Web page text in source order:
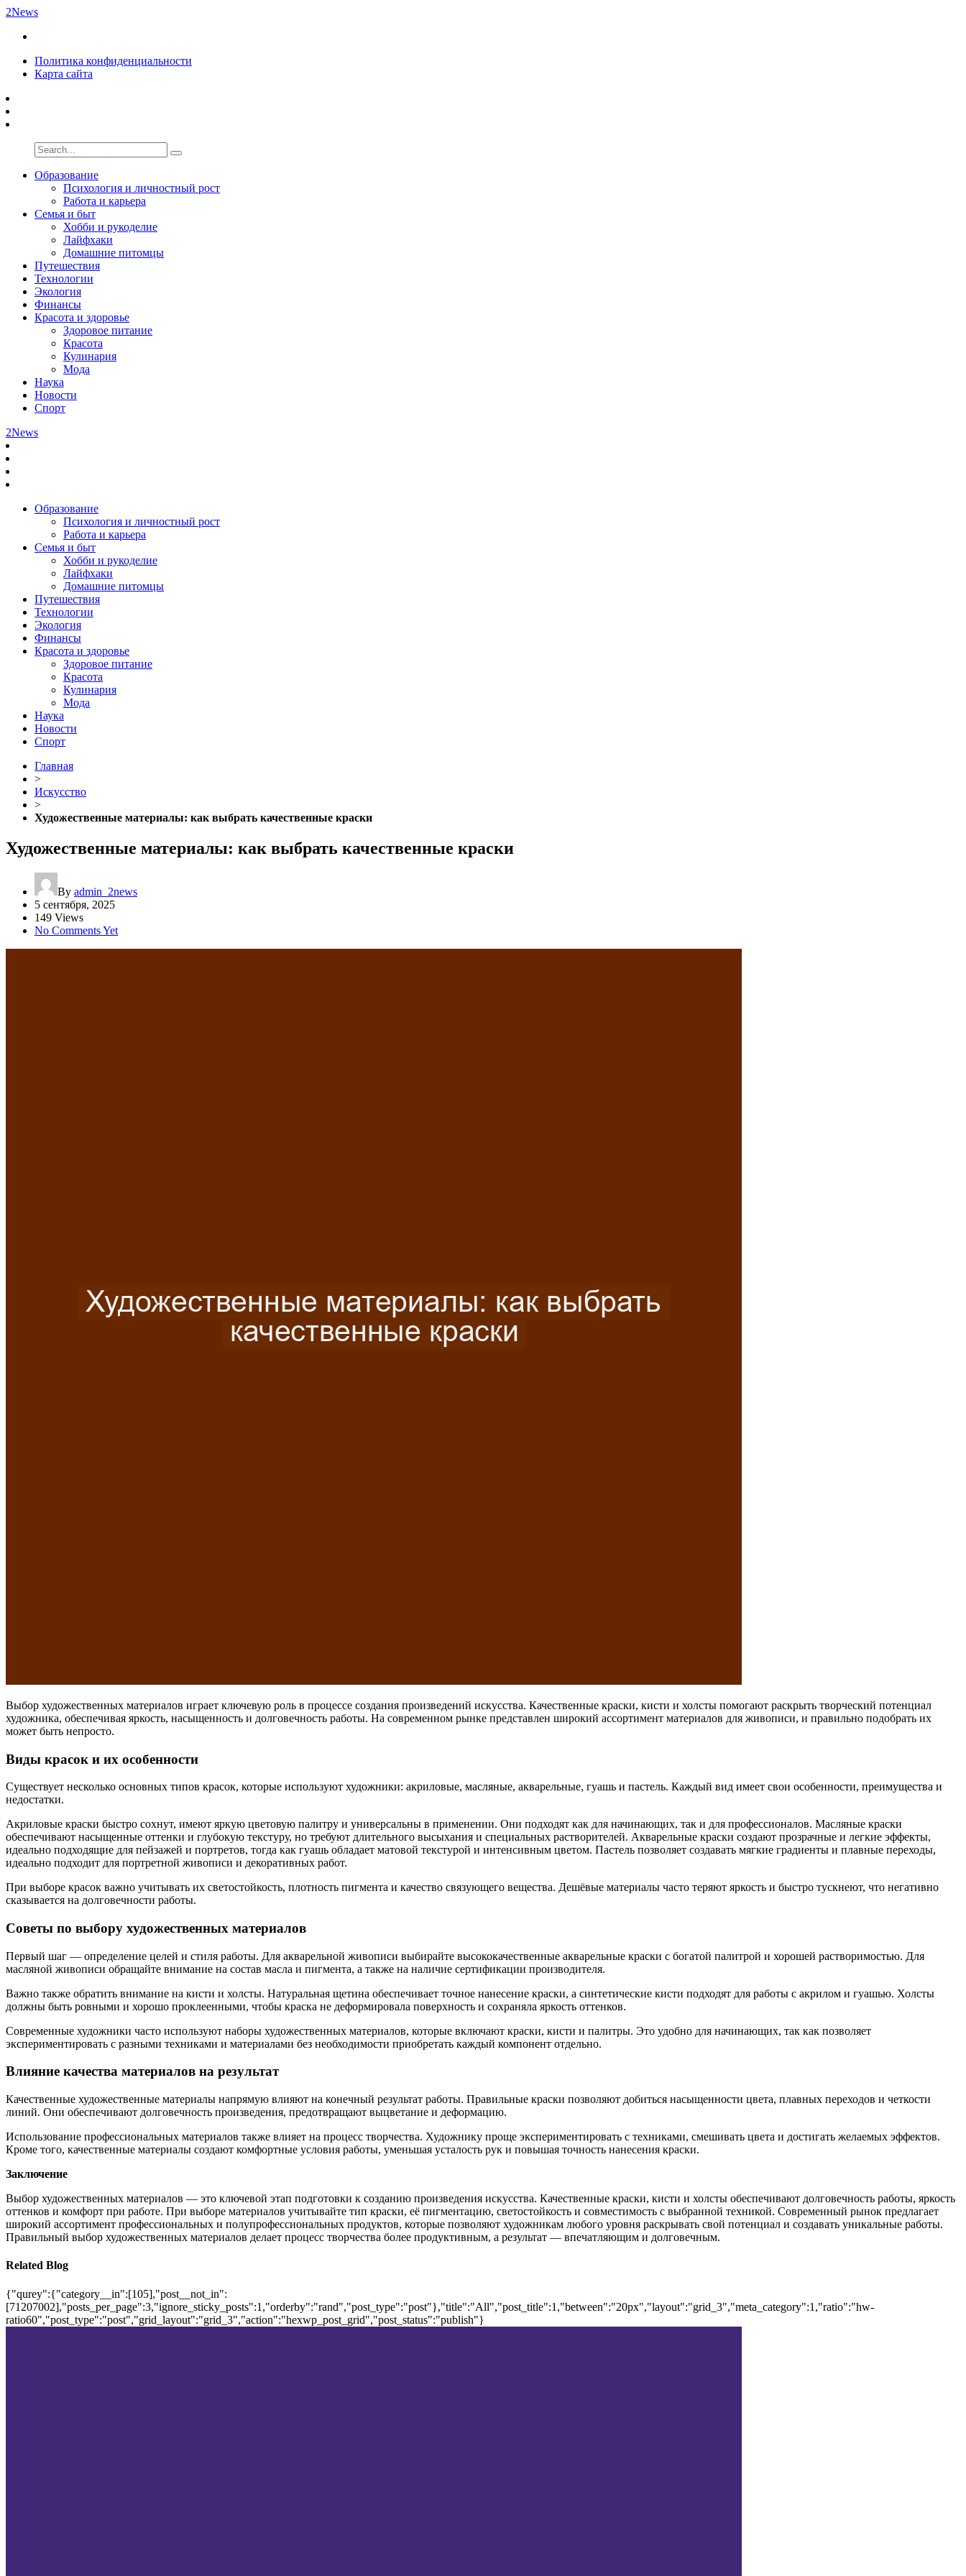
2News
Политика конфиденциальности
Карта сайта
Образование
Психология и личностный рост
Работа и карьера
Семья и быт
Хобби и рукоделие
Лайфхаки
Домашние питомцы
Путешествия
Технологии
Экология
Финансы
Красота и здоровье
Здоровое питание
Красота
Кулинария
Мода
Наука
Новости
Спорт
2News
Образование
Психология и личностный рост
Работа и карьера
Семья и быт
Хобби и рукоделие
Лайфхаки
Домашние питомцы
Путешествия
Технологии
Экология
Финансы
Красота и здоровье
Здоровое питание
Красота
Кулинария
Мода
Наука
Новости
Спорт
Главная
>
Искусство
>
Художественные материалы: как выбрать качественные краски
Художественные материалы: как выбрать качественные краски
By admin_2news
5 сентября, 2025
149 Views
No Comments Yet
Выбор художественных материалов играет ключевую роль в процессе создания произведений искусства. Качественные краски, кисти и холсты помогают раскрыть творческий потенциал
художника, обеспечивая яркость, насыщенность и долговечность работы. На современном рынке представлен широкий ассортимент материалов для живописи, и правильно подобрать их
может быть непросто.
Виды красок и их особенности
Существует несколько основных типов красок, которые используют художники: акриловые, масляные, акварельные, гуашь и пастель. Каждый вид имеет свои особенности, преимущества и
недостатки.
Акриловые краски быстро сохнут, имеют яркую цветовую палитру и универсальны в применении. Они подходят как для начинающих, так и для профессионалов. Масляные краски
обеспечивают насыщенные оттенки и глубокую текстуру, но требуют длительного высыхания и специальных растворителей. Акварельные краски создают прозрачные и легкие эффекты,
идеально подходящие для пейзажей и портретов, тогда как гуашь обладает матовой текстурой и интенсивным цветом. Пастель позволяет создавать мягкие градиенты и плавные переходы,
идеально подходит для портретной живописи и декоративных работ.
При выборе красок важно учитывать их светостойкость, плотность пигмента и качество связующего вещества. Дешёвые материалы часто теряют яркость и быстро тускнеют, что негативно
сказывается на долговечности работы.
Советы по выбору художественных материалов
Первый шаг — определение целей и стиля работы. Для акварельной живописи выбирайте высококачественные акварельные краски с богатой палитрой и хорошей растворимостью. Для
масляной живописи обращайте внимание на состав масла и пигмента, а также на наличие сертификации производителя.
Важно также обратить внимание на кисти и холсты. Натуральная щетина обеспечивает точное нанесение краски, а синтетические кисти подходят для работы с акрилом и гуашью. Холсты
должны быть ровными и хорошо проклеенными, чтобы краска не деформировала поверхность и сохраняла яркость оттенков.
Современные художники часто используют наборы художественных материалов, которые включают краски, кисти и палитры. Это удобно для начинающих, так как позволяет
экспериментировать с разными техниками и материалами без необходимости приобретать каждый компонент отдельно.
Влияние качества материалов на результат
Качественные художественные материалы напрямую влияют на конечный результат работы. Правильные краски позволяют добиться насыщенности цвета, плавных переходов и четкости
линий. Они обеспечивают долговечность произведения, предотвращают выцветание и деформацию.
Использование профессиональных материалов также влияет на процесс творчества. Художнику проще экспериментировать с техниками, смешивать цвета и достигать желаемых эффектов.
Кроме того, качественные материалы создают комфортные условия работы, уменьшая усталость рук и повышая точность нанесения краски.
Заключение
Выбор художественных материалов — это ключевой этап подготовки к созданию произведения искусства. Качественные краски, кисти и холсты обеспечивают долговечность работы, яркость
оттенков и комфорт при работе. При выборе материалов учитывайте тип краски, её пигментацию, светостойкость и совместимость с выбранной техникой. Современный рынок предлагает
широкий ассортимент профессиональных и полупрофессиональных продуктов, которые позволяют художникам любого уровня раскрывать свой потенциал и создавать уникальные работы.
Правильный выбор художественных материалов делает процесс творчества более продуктивным, а результат — впечатляющим и долговечным.
Related Blog
{"qurey":{"category__in":[105],"post__not_in":
[71207002],"posts_per_page":3,"ignore_sticky_posts":1,"orderby":"rand","post_type":"post"},"title":"All","post_title":1,"between":"20px","layout":"grid_3","meta_category":1,"ratio":"hw-
ratio60","post_type":"post","grid_layout":"grid_3","action":"hexwp_post_grid","post_status":"publish"}